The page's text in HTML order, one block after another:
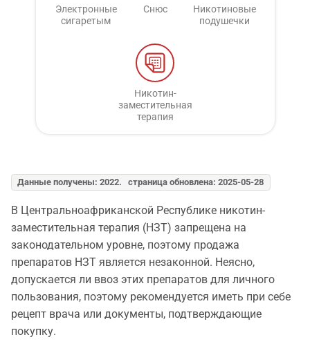
Электронные
сигаретым
Снюс
Никотиновые
подушечки
Никотин-
заместительная
терапия
Данные получены: 2022. страница обновлена: 2025-05-28
В Центральноафриканской Республике никотин-
заместительная терапия (НЗТ) запрещена на
законодательном уровне, поэтому продажа
препаратов НЗТ является незаконной. Неясно,
допускается ли ввоз этих препаратов для личного
пользования, поэтому рекомендуется иметь при себе
рецепт врача или документы, подтверждающие
покупку.